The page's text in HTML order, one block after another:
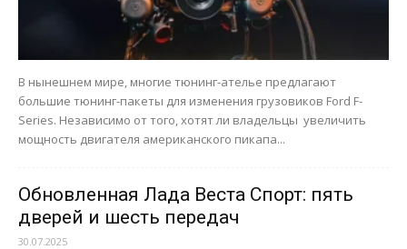
В нынешнем мире, многие тюнинг-ателье предлагают
большие тюнинг-пакеты для изменения грузовиков Ford F-
Series. Независимо от того, хотят ли владельцы увеличить
мощность двигателя американского пикапа...
Обновленная Лада Веста Спорт: пять
дверей и шесть передач
30.07.2025